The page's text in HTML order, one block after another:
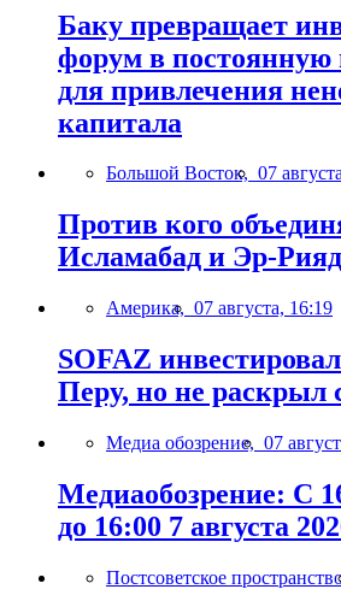
Баку превращает
форум в постоянную
для привлечения
капитала
Большой Восток, 07
Против кого
Исламабад и Эр-
Америка, 07 августа, 16:19
SOFAZ
Перу, но не раскрыл
Медиа обозрение, 07
Медиаобозрение: С
до 16:00 7 августа
Постсоветское